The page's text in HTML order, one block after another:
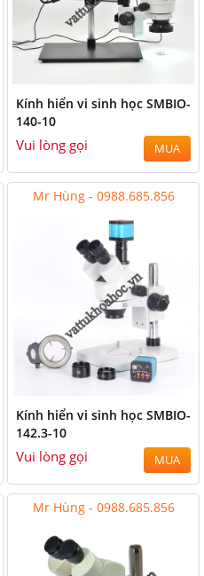
Kính hiển vi sinh học SMBIO-
140-10
Vui lòng gọi MUA
Mr Hùng - 0988.685.856
Kính hiển vi sinh học SMBIO-
142.3-10
Vui lòng gọi MUA
Mr Hùng - 0988.685.856